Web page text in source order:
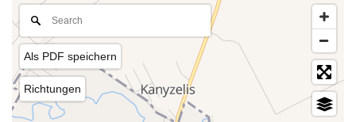
Als PDF speichern
Richtungen